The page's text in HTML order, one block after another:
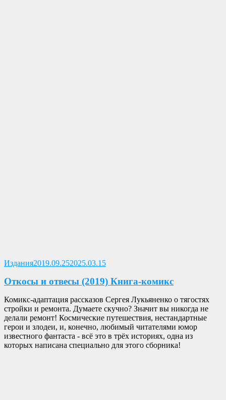
ИзданияОпубликовано
2019.09.252025.03.15
Откосы и отвесы (2019) Книга-комикс
Комикс-адаптация рассказов Сергея Лукьяненко о тягостях
стройки и ремонта. Думаете скучно? Значит вы никогда не
делали ремонт! Космические путешествия, нестандартные
герои и злодеи, и, конечно, любимый читателями юмор
известного фантаста - всё это в трёх историях, одна из
которых написана специально для этого сборника!